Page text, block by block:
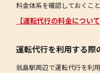
料金体系を確認しておくこ
【運転代行の料金につい
運転代行を利用する際
翁島駅周辺で運転代行を利